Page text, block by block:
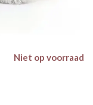
Niet op voorraad